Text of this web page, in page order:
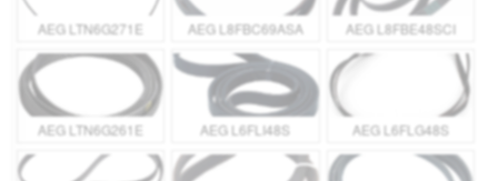
AEG LTN6G271E AEG L8FBC69ASA AEG L8FBE48SCI
AEG LTN6G261E AEG L6FLI48S AEG L6FLG48S